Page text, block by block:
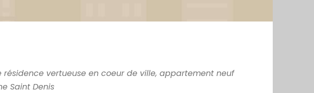
résidence vertueuse en coeur de ville, appartement neuf
Saint Denis